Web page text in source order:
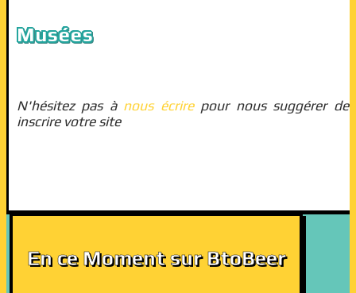
Musées
N'hésitez pas à nous écrirepour nous suggérer
inscrire votre site
En ce Moment sur BtoBeer